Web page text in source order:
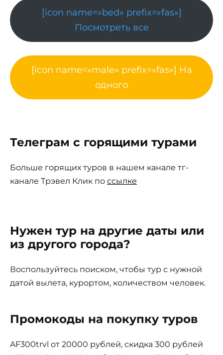
[icon name=»bed» prefix=»fas»]
Посмотреть все
[icon name=»male» prefix=»fas»] На
одного
Телеграм с горящими турами
Больше горящих туров в нашем канале тг-
канале Трэвел Клик по ссылке
Нужен тур на другие даты или
из другого города?
Воспользуйтесь поиском, чтобы тур с нужной
датой вылета, курортом, количеством человек.
Промокоды на покупку туров
AF300trvl от 20000 рублей, скидка 300 рублей